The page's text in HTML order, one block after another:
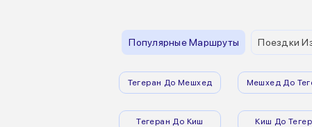
Популярные Маршруты Поездки
Тегеран До Мешхед Мешхед До
Тегеран До Киш Киш До